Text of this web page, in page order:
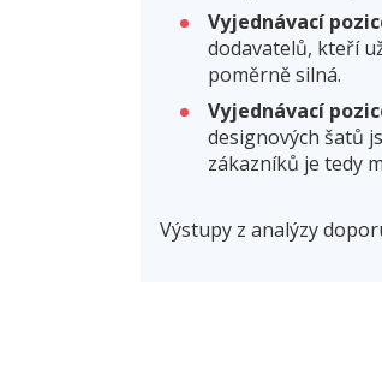
Vyjednávací
dodavatelů, kteří
poměrně silná.
Vyjednávací
designových šatů
zákazníků je tedy
Výstupy z analýzy